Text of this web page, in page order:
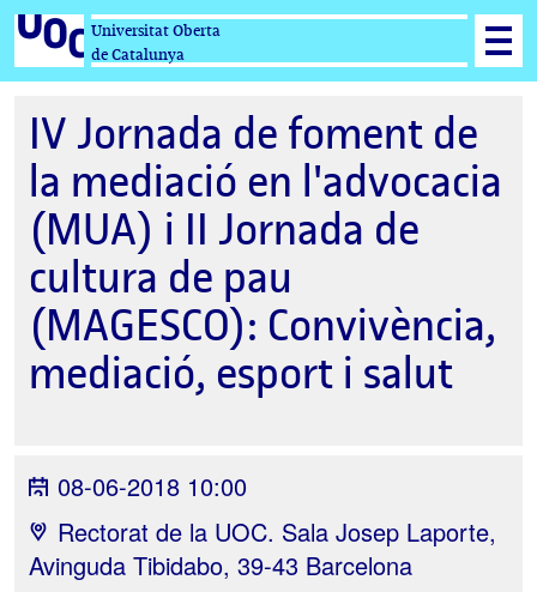
Universitat Oberta
de Catalunya
IV Jornada de foment de
la mediació en l'advocacia
(MUA) i II Jornada de
cultura de pau
(MAGESCO): Convivència,
mediació, esport i salut
08-06-2018 10:00
Rectorat de la UOC. Sala Josep Laporte,
Avinguda Tibidabo, 39-43 Barcelona